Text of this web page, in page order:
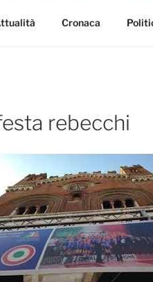
Cronaca
rebecchi